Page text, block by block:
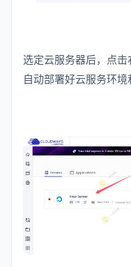
选定云服务器后，点
自动部署好云服务环境